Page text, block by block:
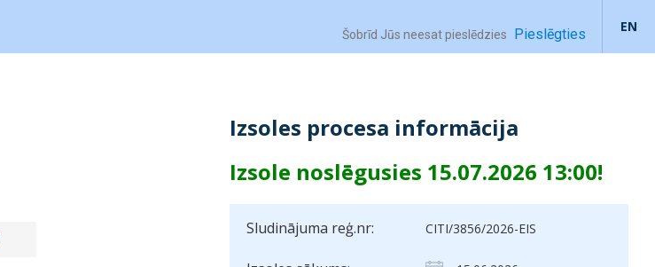
Šobrīd Jūs neesat pieslēdzies Pieslēgties EN
Izsoles procesa informācija
Izsole noslēgusies 15.07.2026 13:00!
Sludinājuma reģ.nr: CITI/3856/2026-EIS